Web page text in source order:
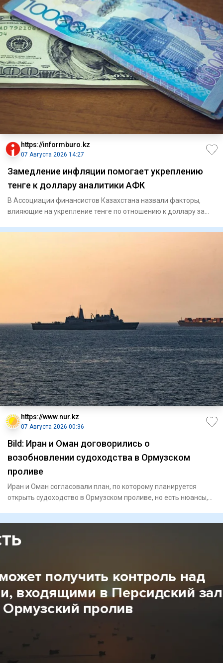
https://informburo.kz
07 Августа 2026 14:27
Замедление инфляции помогает укреплению
тенге к доллару аналитики АФК
В Ассоциации финансистов Казахстана назвали факторы,
влияющие на укрепление тенге по отношению к доллару за
https://www.nur.kz
07 Августа 2026 00:36
Bild: Иран и Оман договорились о
возобновлении судоходства в Ормузском
проливе
Иран и Оман согласовали план, по которому планируется
открыть судоходство в Ормузском проливе, но есть нюансы,